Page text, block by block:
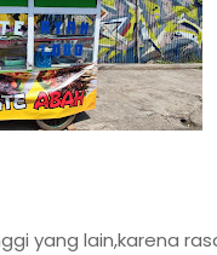
yang lain,karena